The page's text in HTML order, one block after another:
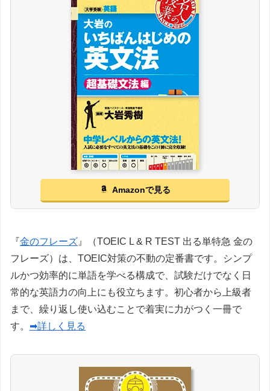
Amazonで見る
『金のフレーズ』（TOEIC L & R TEST 出る単特急 金の
フレーズ）は、TOEIC対策の不動の定番書です。シンプ
ルかつ効率的に単語を学べる構成で、試験だけでなく日
常的な英語力の向上にも役立ちます。初心者から上級者
まで、繰り返し使い込むことで着実に力がつく一冊で
す。 ➡詳しく見る